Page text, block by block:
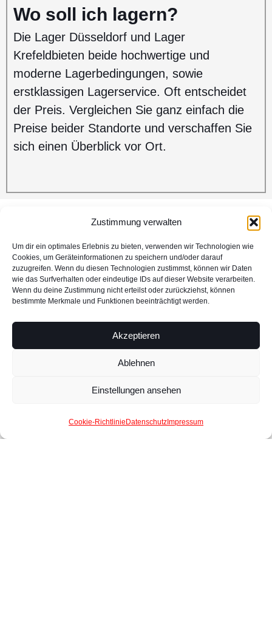
Zustimmung verwalten
Um dir ein optimales Erlebnis zu bieten, verwenden wir Technologien wie
Cookies, um Geräteinformationen zu speichern und/oder darauf
zuzugreifen. Wenn du diesen Technologien zustimmst, können wir Daten
wie das Surfverhalten oder eindeutige IDs auf dieser Website verarbeiten.
Wenn du deine Zustimmung nicht erteilst oder zurückziehst, können
bestimmte Merkmale und Funktionen beeinträchtigt werden.
Akzeptieren
Ablehnen
Einstellungen ansehen
Cookie-Richtlinie Datenschutz Impressum
Wo soll ich lagern?
Die Lager Düsseldorf und Lager
Krefeldbieten beide hochwertige und
moderne Lagerbedingungen, sowie
erstklassigen Lagerservice. Oft entscheidet
der Preis. Vergleichen Sie ganz einfach die
Preise beider Standorte und verschaffen Sie
sich einen Überblick vor Ort.
Sie wünschen weitere Infos rund um
unsere Lagerräume in Düsseldorf
und Krefeld? Rufen Sie uns einfach
an unter Tel.:
0211-9083908
02151-6546666oder schreiben Sie